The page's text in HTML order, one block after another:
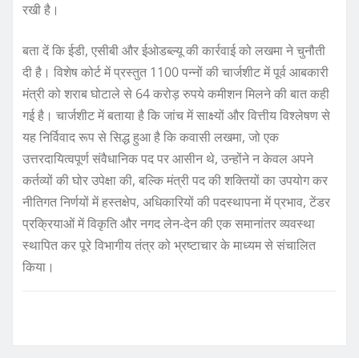
रखी है।
बता दें कि ईडी, एसीबी और ईओडब्ल्यू की कार्रवाई को लखमा ने चुनौती
दी है। विशेष कोर्ट में प्रस्तुत 1100 पन्नों की चार्जशीट में पूर्व आबकारी
मंत्री को शराब घोटाले से 64 करोड़ रुपये कमीशन मिलने की बात कही
गई है। चार्जशीट में बताया है कि जांच में साक्ष्यों और वित्तीय विश्लेषण से
यह निर्विवाद रूप से सिद्ध हुआ है कि कवासी लखमा, जो एक
उत्तरदायित्वपूर्ण संवैधानिक पद पर आसीन थे, उन्होंने न केवल अपने
कर्तव्यों की घोर उपेक्षा की, बल्कि मंत्री पद की शक्तियों का उपयोग कर
नीतिगत निर्णयों में हस्तक्षेप, अधिकारियों की पदस्थापना में प्रभाव, टेंडर
प्रक्रियाओं में विकृति और नगद लेन-देन की एक समानांतर व्यवस्था
स्थापित कर पूरे विभागीय तंत्र को भ्रष्टाचार के माध्यम से संचालित
किया।